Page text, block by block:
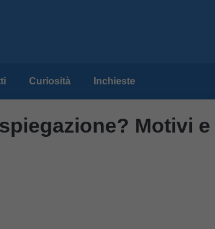
Curiosità Inchieste
Motivi e